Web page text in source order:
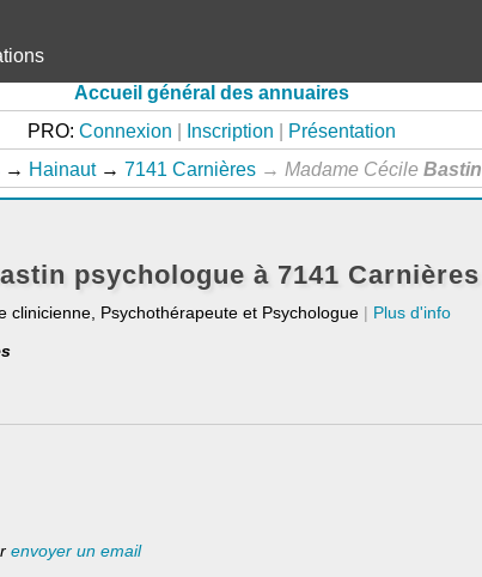
Accueil général des annuaires
PRO: Connexion Inscription
Présentation
→ Hainaut → 7141 Carnières → Madame Cécile Bastin
psychologue à 7141 Carnières
clinicienne, Psychothérapeute et Psychologue | Plus d'info
envoyer un email